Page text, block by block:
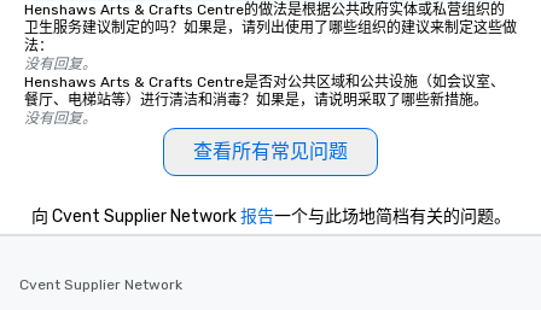
Henshaws Arts & Crafts Centre的做法是根据公共政府实体或私营组织的
卫生服务建议制定的吗？如果是，请列出使用了哪些组织的建议来制定这些做
法：
没有回复。
Henshaws Arts & Crafts Centre是否对公共区域和公共设施（如会议室、
餐厅、电梯站等）进行清洁和消毒？如果是，请说明采取了哪些新措施。
没有回复。
查看所有常见问题
向 Cvent Supplier Network报告一个与此场地简档有关的问题。
Cvent Supplier Network